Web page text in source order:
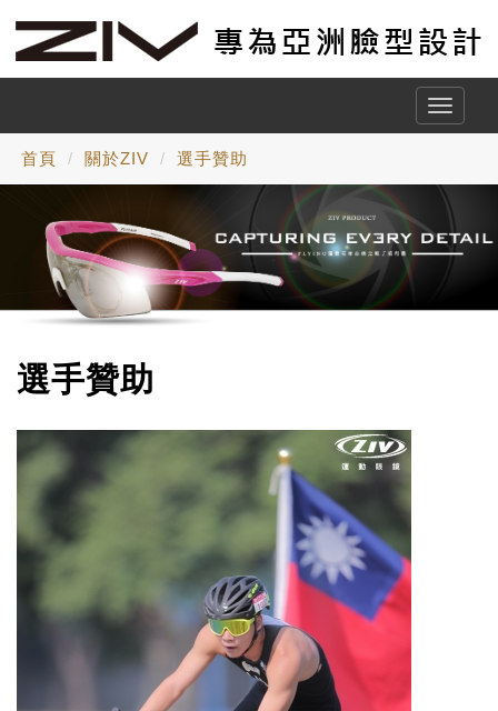
Toggle
首頁 關於ZIV 選手贊助
選手贊助